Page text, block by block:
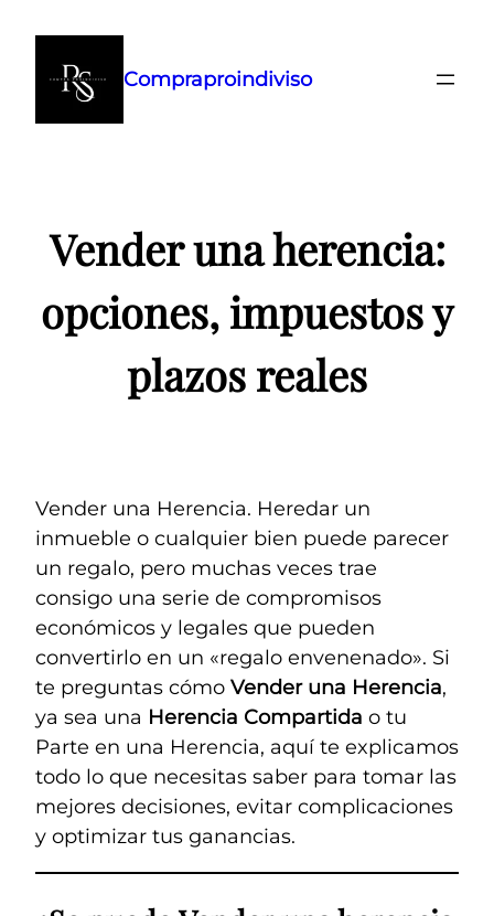
contenido
Compraproindiviso
Vender una herencia:
opciones, impuestos y
plazos reales
Vender una Herencia. Heredar un
inmueble o cualquier bien puede parecer
un regalo, pero muchas veces trae
consigo una serie de compromisos
económicos y legales que pueden
convertirlo en un «regalo envenenado». Si
te preguntas cómo Vender una Herencia,
ya sea una Herencia Compartida o tu
Parte en una Herencia, aquí te explicamos
todo lo que necesitas saber para tomar las
mejores decisiones, evitar complicaciones
y optimizar tus ganancias.